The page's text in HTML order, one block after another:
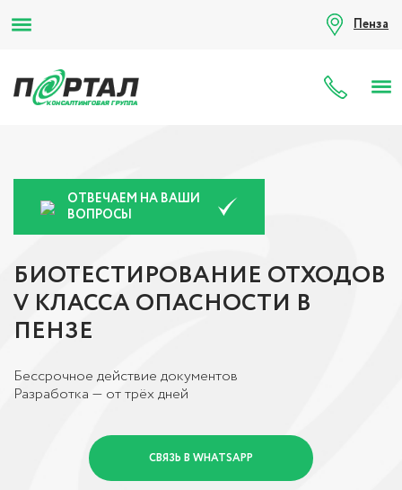
Пенза
8
ОТВЕЧАЕМ НА ВАШИ
ВОПРОСЫ
БИОТЕСТИРОВАНИЕ ОТХОДОВ
V КЛАССА ОПАСНОСТИ В
ПЕНЗЕ
Бессрочное действие документов
Разработка — от трёх дней
СВЯЗЬ В WHATSAPP